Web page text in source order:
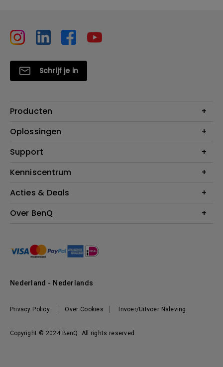
Schrijf je in
Producten
Projectoren
Verlichting
Speakers
Oplossingen
Education
Support
Contact
BenQ Shop - FAQ
BenQ Shop - Retourneren
Kenniscentrum
Blog
Acties & Deals
Evenementen & Promoties
Over BenQ
Management
Nieuws
Werken bij BenQ
Copyright © 2024 BenQ. All rights reserved.
Privacy Policy Over Cookies Invoer/Uitvoer Naleving
Nederland - Nederlands